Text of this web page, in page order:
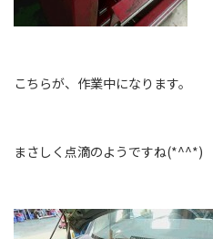
こちらが、作業中になります。
まさしく点滴のようですね(*^^*)